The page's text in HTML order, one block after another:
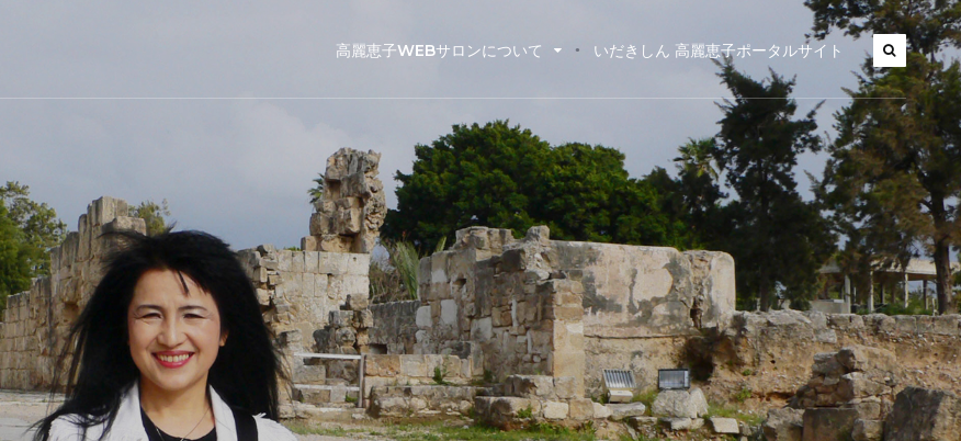
高麗恵子WEBサロンについて いだきしん 高麗恵子ポータルサイト